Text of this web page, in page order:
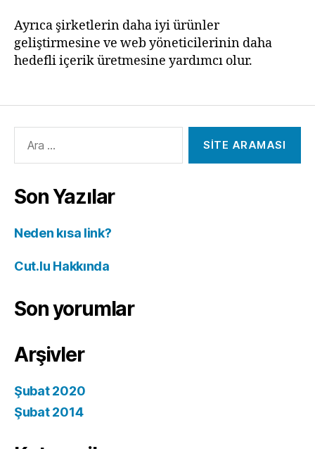
Ayrıca şirketlerin daha iyi ürünler
geliştirmesine ve web yöneticilerinin daha
hedefli içerik üretmesine yardımcı olur.
yap:
Son Yazılar
Neden kısa link?
Cut.lu Hakkında
Son yorumlar
Arşivler
Şubat 2020
Şubat 2014